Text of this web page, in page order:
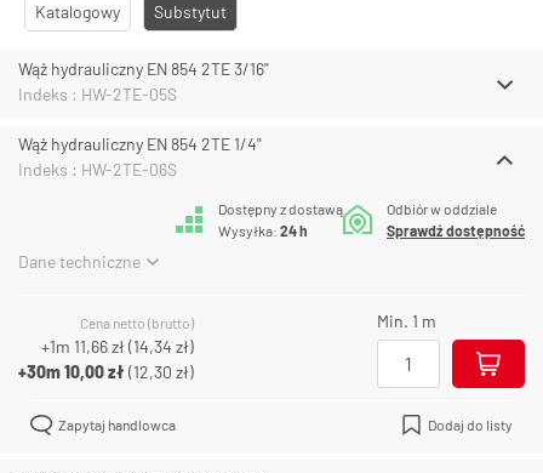
Katalogowy Substytut
Wąż hydrauliczny EN 854 2TE 3/16"
Indeks : HW-2TE-05S
Wąż hydrauliczny EN 854 2TE 1/4"
Indeks : HW-2TE-06S
Dostępny z dostawą
Wysyłka: 24 h
Odbiór w oddziale
Sprawdź dostępność
Dane techniczne
Cena netto (brutto)
+1m 11,66 zł(14,34 zł)
+30m10,00 zł(12,30 zł)
Min. 1 m
Zapytaj handlowca Dodaj do listy